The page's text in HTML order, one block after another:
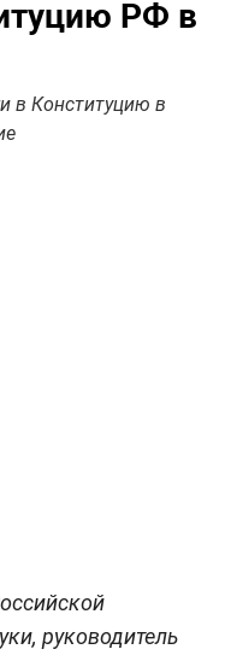
РФ в
в Конституцию в
руководитель